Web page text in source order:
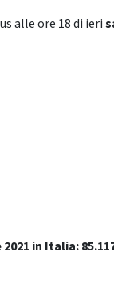
alle ore 18 di ieri
in Italia: